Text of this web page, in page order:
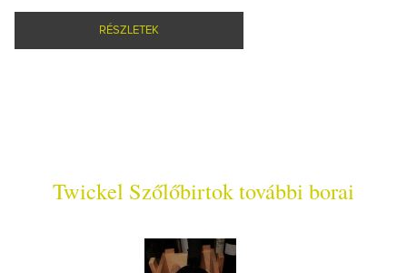
RÉSZLETEK
Twickel Szőlőbirtok további borai